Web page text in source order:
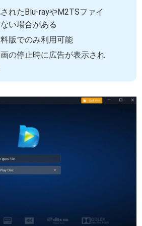
れたBlu-rayやM2TSファイ
い場合がある
版でのみ利用可能
の停止時に広告が表示され